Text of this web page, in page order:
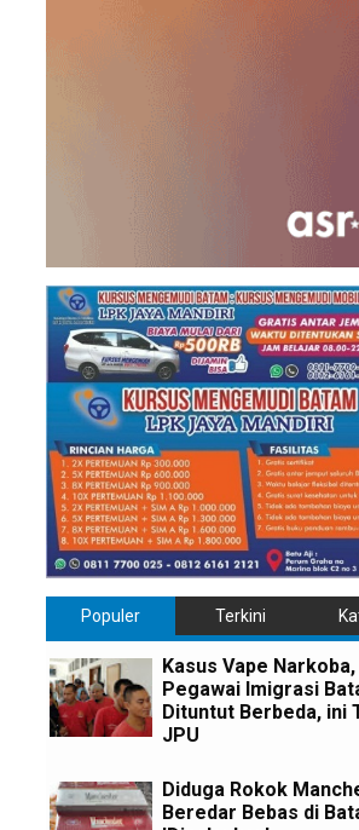
Populer Terkini
Kasus Vape Narkoba,
Pegawai Imigrasi
Dituntut Berbeda, ini
JPU
Diduga Rokok
Beredar Bebas di